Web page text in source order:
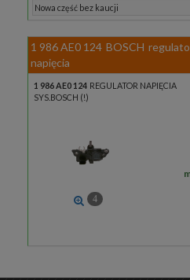
Nowa część bez kaucji
1 986 AE0 124 BOSCH
napięcia
1 986 AE0 124 REGULATOR NAPIĘCIA
SYS.BOSCH (!)
4